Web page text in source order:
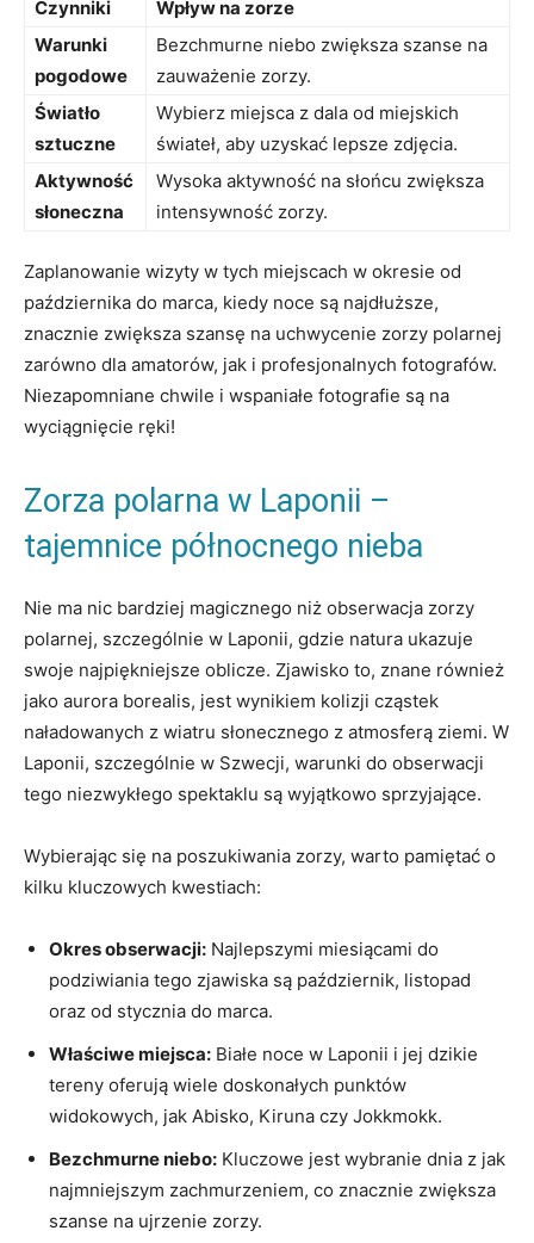
Czynniki
Wpływ na zorze
Warunki
pogodowe
Bezchmurne niebo zwiększa szanse na
zauważenie zorzy.
Światło
sztuczne
Wybierz miejsca z dala od miejskich
świateł, aby uzyskać lepsze zdjęcia.
Aktywność
słoneczna
Wysoka aktywność na słońcu zwiększa
intensywność zorzy.
Zaplanowanie wizyty w tych miejscach w okresie od
października do marca, kiedy noce są najdłuższe,
znacznie zwiększa szansę na uchwycenie zorzy polarnej
zarówno dla amatorów, jak i profesjonalnych fotografów.
Niezapomniane chwile i wspaniałe fotografie są na
wyciągnięcie ręki!
Zorza polarna w Laponii –
tajemnice północnego nieba
Nie ma nic bardziej magicznego niż obserwacja zorzy
polarnej, szczególnie w Laponii, gdzie natura ukazuje
swoje najpiękniejsze oblicze. Zjawisko to, znane również
jako aurora borealis, jest wynikiem kolizji cząstek
naładowanych z wiatru słonecznego z atmosferą ziemi. W
Laponii, szczególnie w Szwecji, warunki do obserwacji
tego niezwykłego spektaklu są wyjątkowo sprzyjające.
Wybierając się na poszukiwania zorzy, warto pamiętać o
kilku kluczowych kwestiach:
Okres obserwacji: Najlepszymi miesiącami do
podziwiania tego zjawiska są październik, listopad
oraz od stycznia do marca.
Właściwe miejsca: Białe noce w Laponii i jej dzikie
tereny oferują wiele doskonałych punktów
widokowych, jak Abisko, Kiruna czy Jokkmokk.
Bezchmurne niebo: Kluczowe jest wybranie dnia z jak
najmniejszym zachmurzeniem, co znacznie zwiększa
szanse na ujrzenie zorzy.